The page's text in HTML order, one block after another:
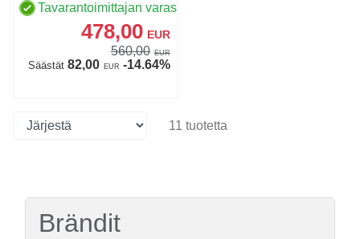
Tavarantoimittajan varastossa
478,00 EUR
560,00 EUR
Säästät82,00 EUR -14.64%
11 tuotetta
Brändit